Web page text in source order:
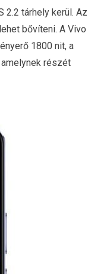
2.2 tárhely kerül. Az
bővíteni. A Vivo
1800 nit, a
részét